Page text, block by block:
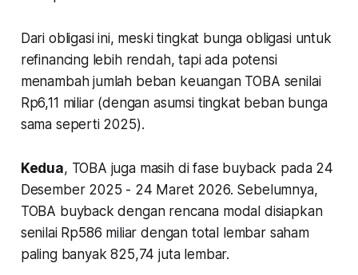
Dari obligasi ini, meski tingkat bunga obligasi untuk
refinancing lebih rendah, tapi ada potensi
menambah jumlah beban keuangan TOBA senilai
Rp6,11 miliar (dengan asumsi tingkat beban bunga
sama seperti 2025).
Kedua, TOBA juga masih di fase buyback pada 24
Desember 2025 - 24 Maret 2026. Sebelumnya,
TOBA buyback dengan rencana modal disiapkan
senilai Rp586 miliar dengan total lembar saham
paling banyak 825,74 juta lembar.